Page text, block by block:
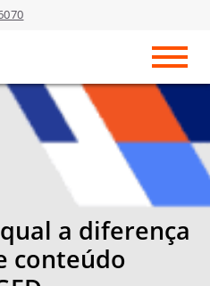
a diferença
conteúdo